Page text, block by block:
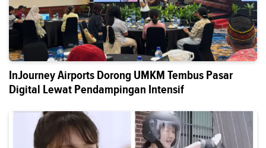
InJourney Airports Dorong UMKM Tembus Pasar
Digital Lewat Pendampingan Intensif